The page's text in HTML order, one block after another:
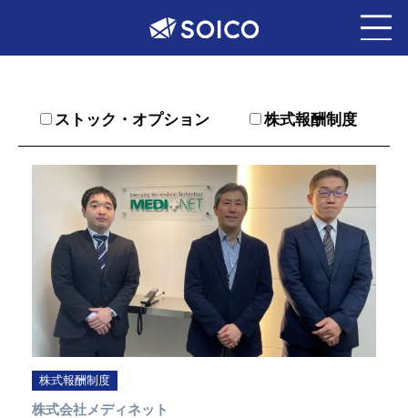
ストック・オプション 株式報酬制度
株式報酬制度
株式会社メディネット